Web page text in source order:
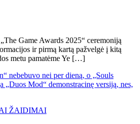
Game Awards 2025“ ceremoniją
ir pirmą kartą pažvelgė į kitą
metu pamatėme Ye […]
ŽAIDIMAI